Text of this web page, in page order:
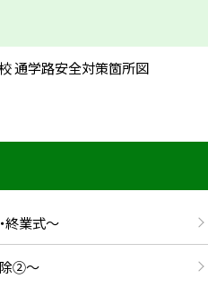
通学路安全対策箇所図
終業式～
除②～